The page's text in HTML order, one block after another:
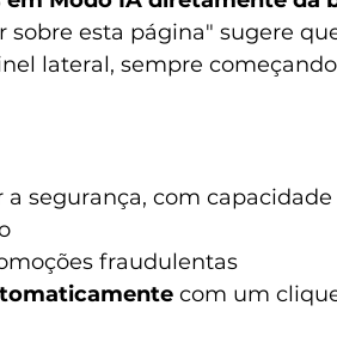
esta página" sugere
lateral, sempre
segurança, com capacidade
fraudulentas
com um